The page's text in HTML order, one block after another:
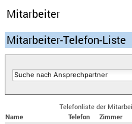
Mitarbeiter
Mitarbeiter-Telefon-Liste
Telefonliste der
Name
Telefon Zimmer